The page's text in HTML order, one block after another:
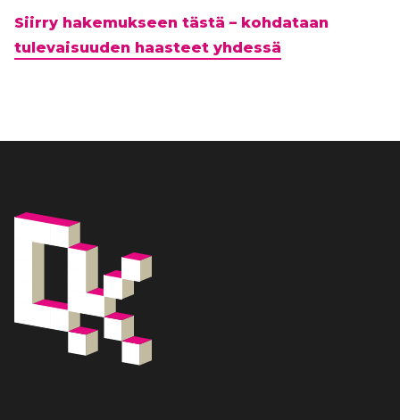
Siirry hakemukseen tästä – kohdataan
tulevaisuuden haasteet yhdessä